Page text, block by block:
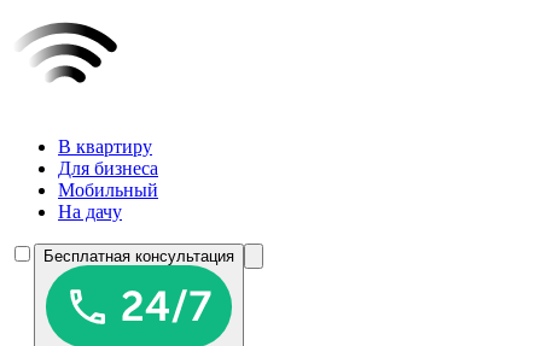
В квартиру
Для бизнеса
Мобильный
На дачу
Бесплатная консультация